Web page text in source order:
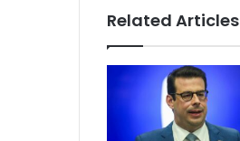
Related Articles